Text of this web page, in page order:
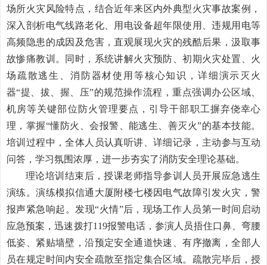
场所火灾风险特点，结合近年来区内外典型火灾事故案例，
深入剖析电气线路老化、用电设备超年限使用、违规用电等
高频隐患的成因及危害，直观展现火灾的残酷后果，汲取事
故惨痛教训。同时，系统讲解火灾预防、初期火灾处置、火
场疏散逃生、消防器材使用等核心知识，详细演示灭火
器“提、拔、握、压”的规范操作流程，重点强调办公区域、
机房等关键部位防火管理要点，引导干部职工摒弃侥幸心
理，掌握“懂防火、会报警、能逃生、善灭火”的基本技能。
培训过程中，全体人员认真听讲、详细记录，主动参与互动
问答，学习氛围浓厚，进一步夯实了消防安全理论基础。
理论培训结束后，授课老师指导参训人员开展应急逃生
演练。演练模拟信通大厦附楼七楼因电气故障引发火灾，警
报声紧急响起。发现“火情”后，现场工作人员第一时间启动
应急预案，迅速拨打119报警电话，参演人员捂住口鼻、弯腰
低姿、紧贴墙壁，沿预定安全通道快速、有序撤离，全部人
员在规定时间内安全疏散至指定集合区域。疏散完毕后， 授